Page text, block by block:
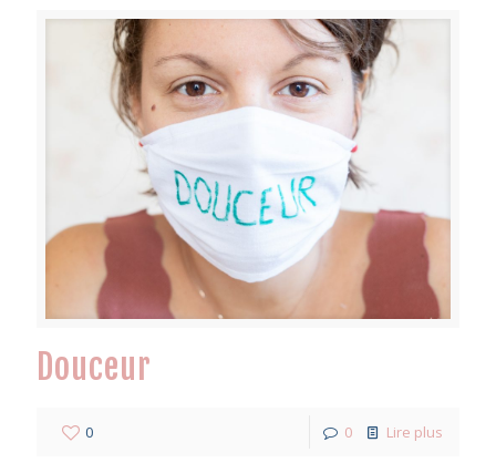
Douceur
0 0 Lire plus